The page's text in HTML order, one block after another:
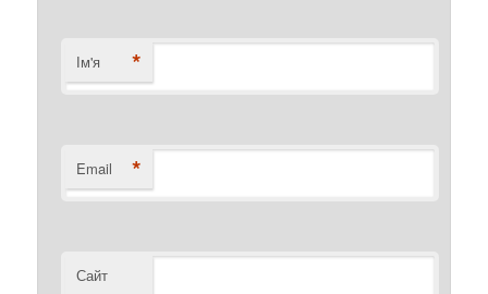
Ім'я *
Email *
Сайт